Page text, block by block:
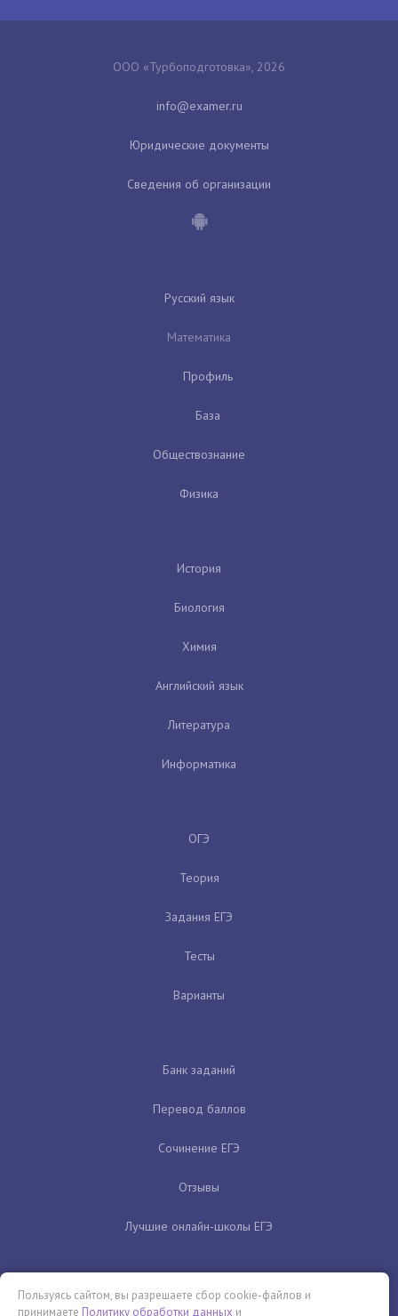
ООО «Турбоподготовка», 2026
Юридические документы
Сведения об организации
Русский язык
Математика
Профиль
База
Обществознание
Физика
История
Биология
Химия
Английский язык
Литература
Информатика
ОГЭ
Теория
Задания ЕГЭ
Тесты
Варианты
Банк заданий
Перевод баллов
Сочинение ЕГЭ
Отзывы
Лучшие онлайн-школы ЕГЭ
Пользуясь сайтом, вы разрешаете сбор cookie-файлов и
принимаете Политику обработки данных и